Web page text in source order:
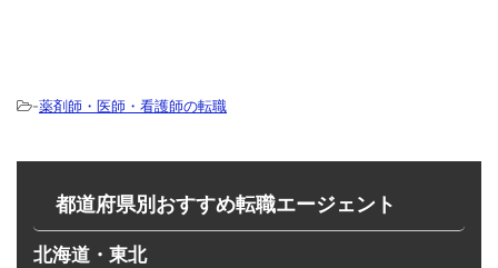
-薬剤師・医師・看護師の転職
都道府県別おすすめ転職エージェント
北海道・東北